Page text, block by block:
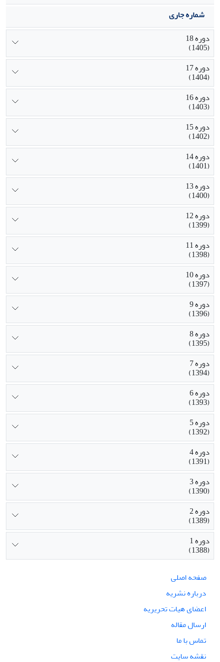
شماره جاری
دوره 18
(1405)
دوره 17
(1404)
دوره 16
(1403)
دوره 15
(1402)
دوره 14
(1401)
دوره 13
(1400)
دوره 12
(1399)
دوره 11
(1398)
دوره 10
(1397)
دوره 9
(1396)
دوره 8
(1395)
دوره 7
(1394)
دوره 6
(1393)
دوره 5
(1392)
دوره 4
(1391)
دوره 3
(1390)
دوره 2
(1389)
دوره 1
(1388)
صفحه اصلی
درباره نشریه
اعضای هیات تحریریه
ارسال مقاله
تماس با ما
نقشه سایت